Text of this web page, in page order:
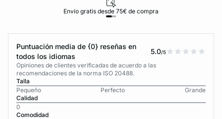
Envío gratis desde 75€ de compra
Puntuación media de {0} reseñas en
todos los idiomas
5.0/5
Opiniones de clientes verificadas de acuerdo a las
recomendaciones de la norma ISO 20488.
Talla
Pequeño
Perfecto
Grande
Calidad
0
Comodidad